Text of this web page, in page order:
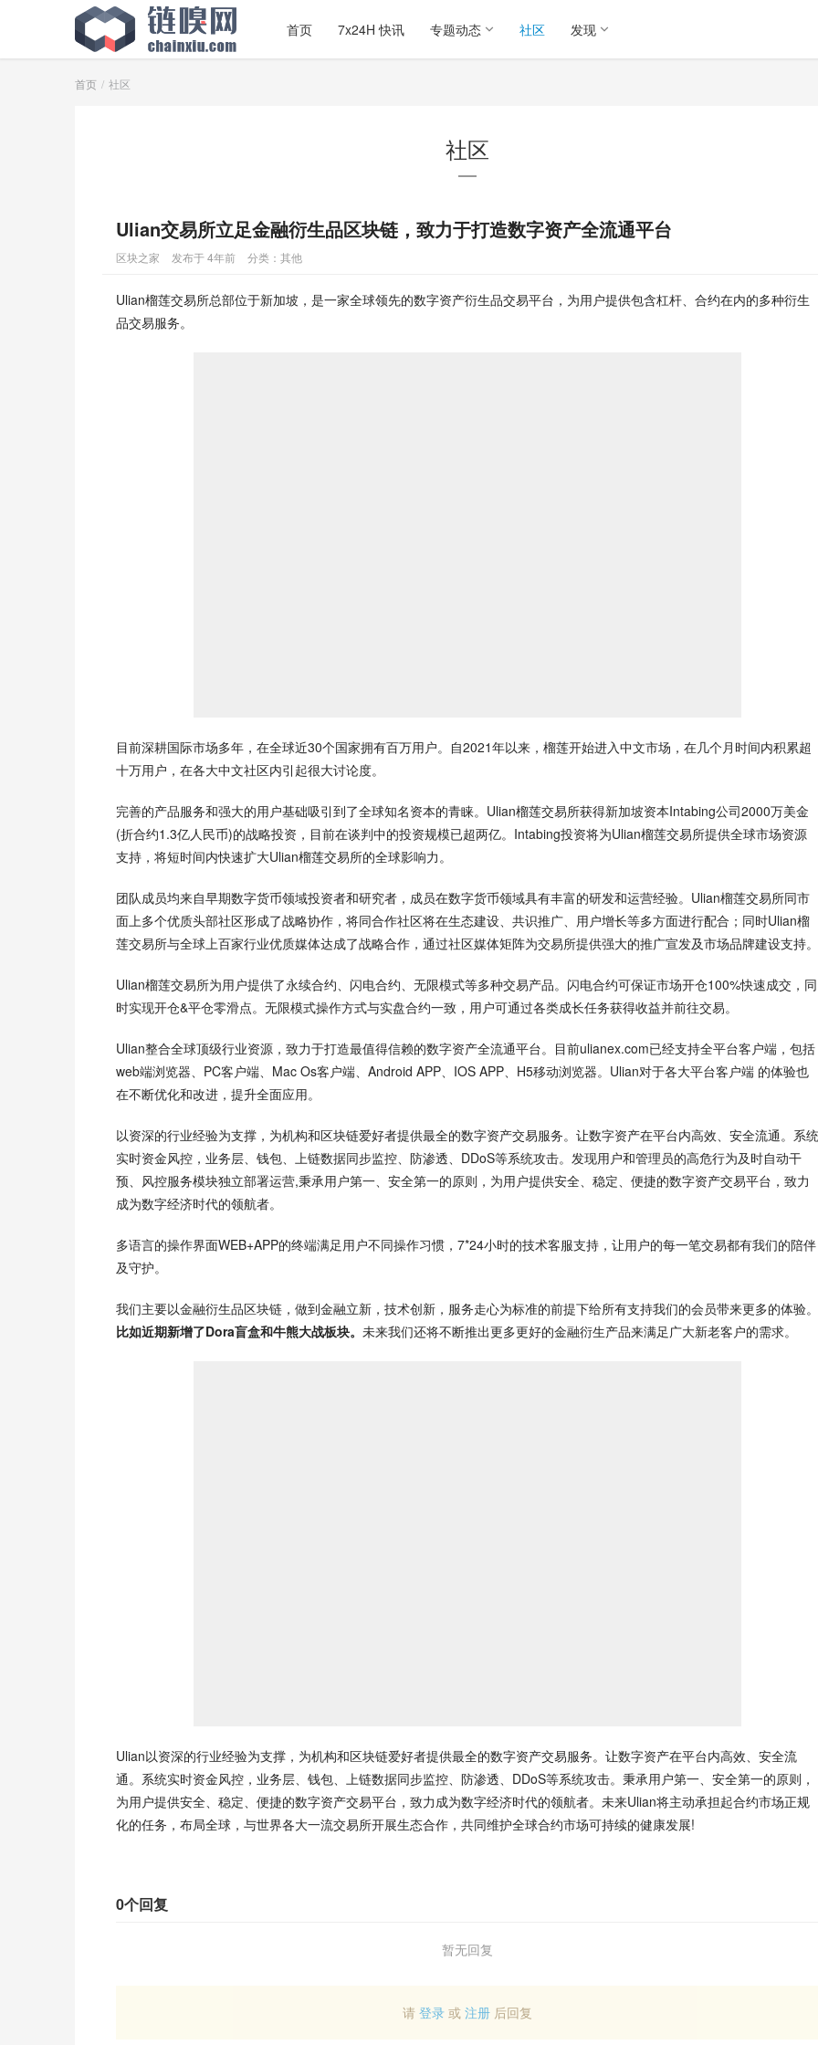
首页 7x24H 快讯 专题动态 社区 发现
首页 社区
社区
Ulian交易所立足金融衍生品区块链，致力于打造数字资产全流通平台
区块之家 发布于 4年前 分类： 其他
Ulian榴莲交易所总部位于新加坡，是一家全球领先的数字资产衍生品交易平台，为用户提供包含杠杆、合约在内的多种衍生
品交易服务。
目前深耕国际市场多年，在全球近30个国家拥有百万用户。自2021年以来，榴莲开始进入中文市场，在几个月时间内积累超
十万用户，在各大中文社区内引起很大讨论度。
完善的产品服务和强大的用户基础吸引到了全球知名资本的青睐。Ulian榴莲交易所获得新加坡资本Intabing公司2000万美金
(折合约1.3亿人民币)的战略投资，目前在谈判中的投资规模已超两亿。Intabing投资将为Ulian榴莲交易所提供全球市场资源
支持，将短时间内快速扩大Ulian榴莲交易所的全球影响力。
团队成员均来自早期数字货币领域投资者和研究者，成员在数字货币领域具有丰富的研发和运营经验。Ulian榴莲交易所同市
面上多个优质头部社区形成了战略协作，将同合作社区将在生态建设、共识推广、用户增长等多方面进行配合；同时Ulian榴
莲交易所与全球上百家行业优质媒体达成了战略合作，通过社区媒体矩阵为交易所提供强大的推广宣发及市场品牌建设支持。
Ulian榴莲交易所为用户提供了永续合约、闪电合约、无限模式等多种交易产品。闪电合约可保证市场开仓100%快速成交，同
时实现开仓&平仓零滑点。无限模式操作方式与实盘合约一致，用户可通过各类成长任务获得收益并前往交易。
Ulian整合全球顶级行业资源，致力于打造最值得信赖的数字资产全流通平台。目前ulianex.com已经支持全平台客户端，包括
web端浏览器、PC客户端、Mac Os客户端、Android APP、IOS APP、H5移动浏览器。Ulian对于各大平台客户端 的体验也
在不断优化和改进，提升全面应用。
以资深的行业经验为支撑，为机构和区块链爱好者提供最全的数字资产交易服务。让数字资产在平台内高效、安全流通。系统
实时资金风控，业务层、钱包、上链数据同步监控、防渗透、DDoS等系统攻击。发现用户和管理员的高危行为及时自动干
预、风控服务模块独立部署运营,秉承用户第一、安全第一的原则，为用户提供安全、稳定、便捷的数字资产交易平台，致力
成为数字经济时代的领航者。
多语言的操作界面WEB+APP的终端满足用户不同操作习惯，7*24小时的技术客服支持，让用户的每一笔交易都有我们的陪伴
及守护。
我们主要以金融衍生品区块链，做到金融立新，技术创新，服务走心为标准的前提下给所有支持我们的会员带来更多的体验。
比如近期新增了Dora盲盒和牛熊大战板块。 未来我们还将不断推出更多更好的金融衍生产品来满足广大新老客户的需求。
Ulian以资深的行业经验为支撑，为机构和区块链爱好者提供最全的数字资产交易服务。让数字资产在平台内高效、安全流
通。系统实时资金风控，业务层、钱包、上链数据同步监控、防渗透、DDoS等系统攻击。秉承用户第一、安全第一的原则，
为用户提供安全、稳定、便捷的数字资产交易平台，致力成为数字经济时代的领航者。未来Ulian将主动承担起合约市场正规
化的任务，布局全球，与世界各大一流交易所开展生态合作，共同维护全球合约市场可持续的健康发展!
0个回复
暂无回复
请 登录 或 注册 后回复